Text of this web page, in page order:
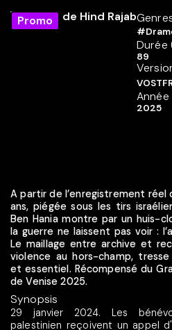
Promo
Durée
89
2025
A partir de l’enregistrement réel
ans, piégée sous les tirs
Ben Hania montre par un huis-
la guerre ne laissent pas voir :
Le maillage entre archive et
violence au hors-champ,
et essentiel. Récompensé du
de Venise 2025.
Synopsis
29 janvier 2024. Les
palestinien reçoivent un appel